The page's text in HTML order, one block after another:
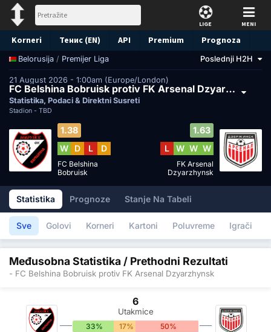
LIGE MENI
Korneri Тенис (EN) API Premium Prognoza
Belorusija / Premijer Liga Poslednji H2H
21 August 2026 - 1:00am (Europe/London)
FC Belshina Bobruisk protiv FK Arsenal Dzyarzhynsk
Statistika, Podaci & Direktni Susreti
Stadion - TBD
1.38
W
D L D
FC Belshina
Bobruisk
1.63
L
W W W
FK Arsenal
Dzyarzhynsk
Statistika Prognoze Stanje Na Tabeli
Sve Golovi Korneri Kartoni Poluvreme Igrači
Međusobna Statistika / Prethodni Rezultati
- FC Belshina Bobruisk protiv FK Arsenal Dzyarzhynsk
6
Utakmice
33% 17%
50%